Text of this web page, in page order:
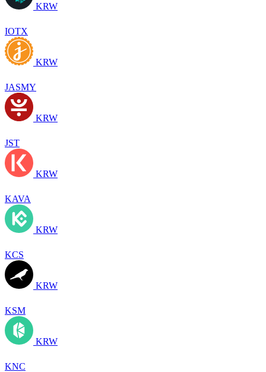
KRW
IOTX
KRW
JASMY
KRW
JST
KRW
KAVA
KRW
KCS
KRW
KSM
KRW
KNC